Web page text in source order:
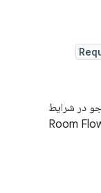
در شرایط